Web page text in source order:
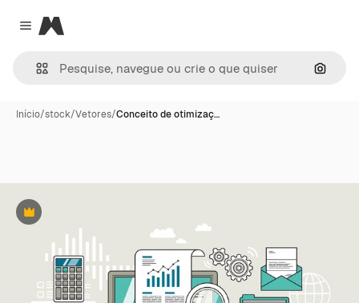
Close menu
Magnific
Início/stock/Vetores/Conceito de otimizaç…
Premium